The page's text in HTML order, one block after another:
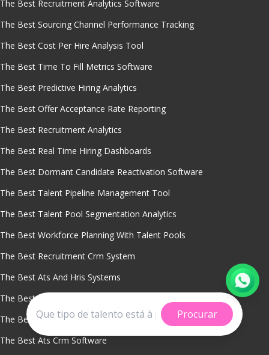
Procurar
The Best Recruitment Analytics Software
The Best Sourcing Channel Performance Tracking
The Best Cost Per Hire Analysis Tool
The Best Time To Fill Metrics Software
The Best Predictive Hiring Analytics
The Best Offer Acceptance Rate Reporting
The Best Recruitment Analytics
The Best Real Time Hiring Dashboards
The Best Dormant Candidate Reactivation Software
The Best Talent Pipeline Management Tool
The Best Talent Pool Segmentation Analytics
The Best Workforce Planning With Talent Pools
The Best Recruitment Crm System
The Best Ats And Hris Systems
The Best Mobile Applicant Tracking System
The Best Applicant Tracking System Reports
The Best Ats Crm Software